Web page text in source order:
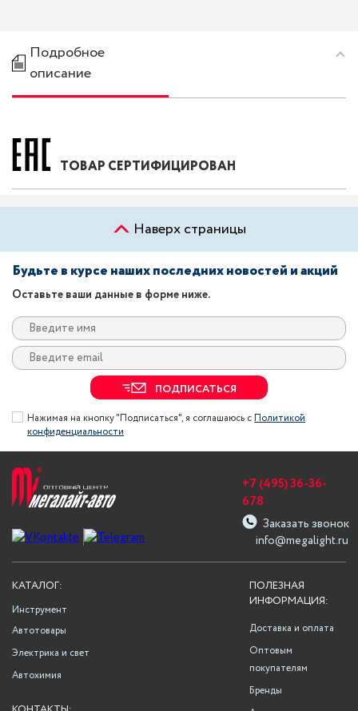
Подробное
описание
ТОВАР СЕРТИФИЦИРОВАН
Наверх страницы
Будьте в курсе наших последних новостей и акций
Оставьте ваши данные в форме ниже.
ПОДПИСАТЬСЯ
Нажимая на кнопку "Подписаться", я соглашаюсь сПолитикой
конфиденциальности
info@megalight.ru
+7 (495) 36-36-
678
Заказать звонок
ПОЛЕЗНАЯ
ИНФОРМАЦИЯ:
Доставка и оплата
Оптовым
покупателям
Бренды
КАТАЛОГ:
Инструмент
Автотовары
Электрика и свет
Автохимия